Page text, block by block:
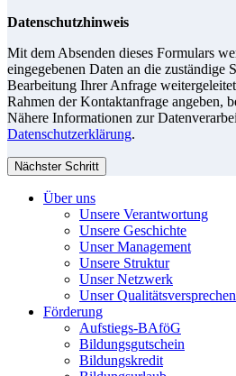
Datenschutzhinweis
Mit dem Absenden dieses Formulars
eingegebenen Daten an die zuständige
Bearbeitung Ihrer Anfrage
Rahmen der Kontaktanfrage angeben,
Nähere Informationen zur
Datenschutzerklärung.
Nächster Schritt
Über uns
Unsere Verantwortung
Unsere Geschichte
Unser Management
Unsere Struktur
Unser Netzwerk
Unser Qualitätsversprechen
Förderung
Aufstiegs-BAföG
Bildungsgutschein
Bildungskredit